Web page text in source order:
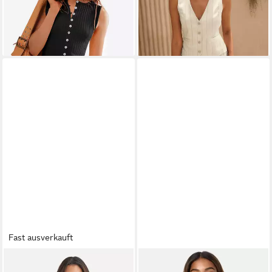
Ausschnitt, leicht gefüttert
Fast ausverkauft
Kurzweste
WORLDCLASSCA